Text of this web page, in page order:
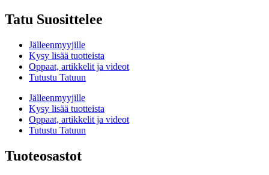
Tatu Suosittelee
Jälleenmyyjille
Kysy lisää tuotteista
Oppaat, artikkelit ja videot
Tutustu Tatuun
Jälleenmyyjille
Kysy lisää tuotteista
Oppaat, artikkelit ja videot
Tutustu Tatuun
Tuoteosastot